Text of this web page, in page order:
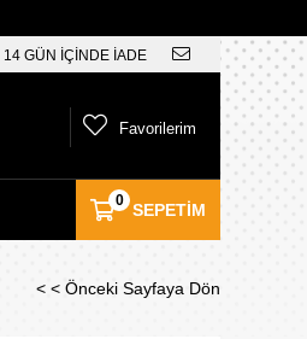
14 GÜN İÇİNDE İADE
SEPETIM
0
Favorilerim
< < Önceki Sayfaya Dön